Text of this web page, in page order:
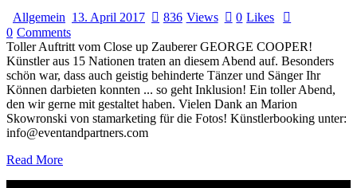
Allgemein 13. April 2017 836 Views 0 Likes
0 Comments
Toller Auftritt vom Close up Zauberer GEORGE COOPER!
Künstler aus 15 Nationen traten an diesem Abend auf. Besonders
schön war, dass auch geistig behinderte Tänzer und Sänger Ihr
Können darbieten konnten ... so geht Inklusion! Ein toller Abend,
den wir gerne mit gestaltet haben. Vielen Dank an Marion
Skowronski von stamarketing für die Fotos! Künstlerbooking unter:
info@eventandpartners.com
Read More